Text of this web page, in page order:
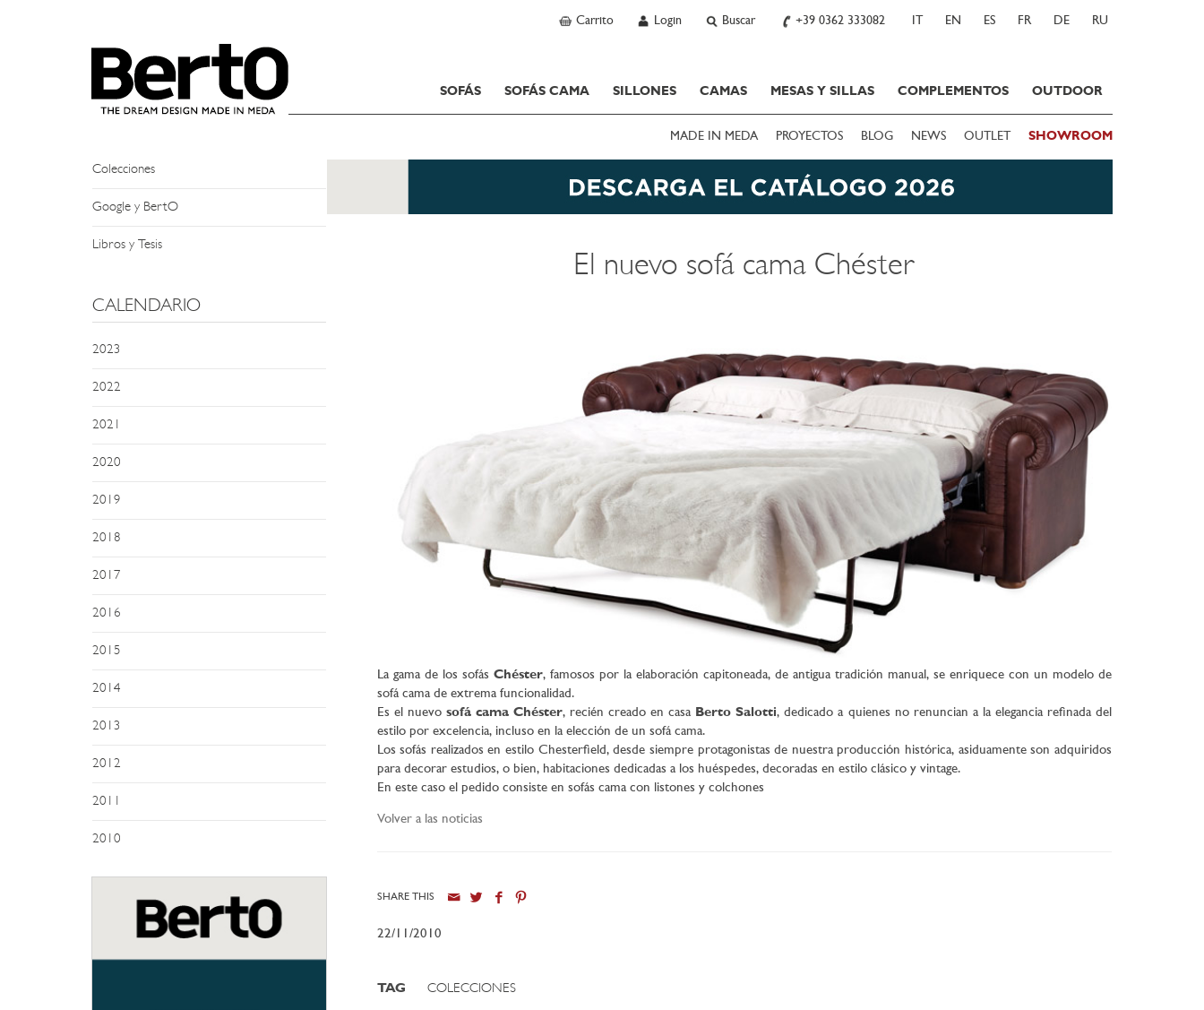
Carrito Login Buscar +39 0362 333082 IT EN ES FR DE RU
SOFÁS SOFÁS CAMA SILLONES CAMAS MESAS Y SILLAS COMPLEMENTOS OUTDOOR
MADE IN MEDA PROYECTOS BLOG NEWS OUTLET SHOWROOM
El nuevo sofá cama Chéster
NEWS
Eventos y Encuentros
Colecciones
Google y BertO
Libros y Tesis
CALENDARIO
2023
2022
2021
2020
2019
2018
2017
2016
2015
2014
2013
2012
2011
2010
La gama de los sofás Chéster, famosos por la elaboración capitoneada, de antigua tradición manual, se enriquece con un modelo de
sofá cama de extrema funcionalidad.
Es el nuevo sofá cama Chéster, recién creado en casa Berto Salotti, dedicado a quienes no renuncian a la elegancia refinada del
estilo por excelencia, incluso en la elección de un sofá cama.
Los sofás realizados en estilo Chesterfield, desde siempre protagonistas de nuestra producción histórica, asiduamente son adquiridos
para decorar estudios, o bien, habitaciones dedicadas a los huéspedes, decoradas en estilo clásico y vintage.
En este caso el pedido consiste en sofás cama con listones y colchones
Volver a las noticias
SHARE THIS
22/11/2010
TAG COLECCIONES